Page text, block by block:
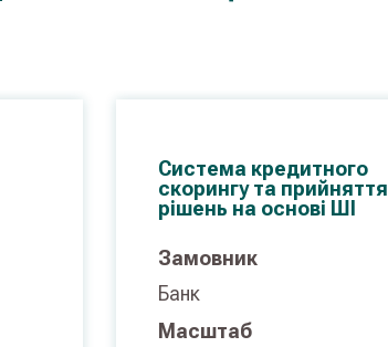
Система кредитного
скорингу та прийняття
рішень на основі ШІ
Замовник
Банк
Масштаб